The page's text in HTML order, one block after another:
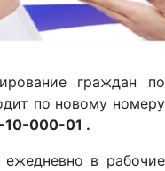
граждан по
по новому номеру
000-01 .
в рабочие